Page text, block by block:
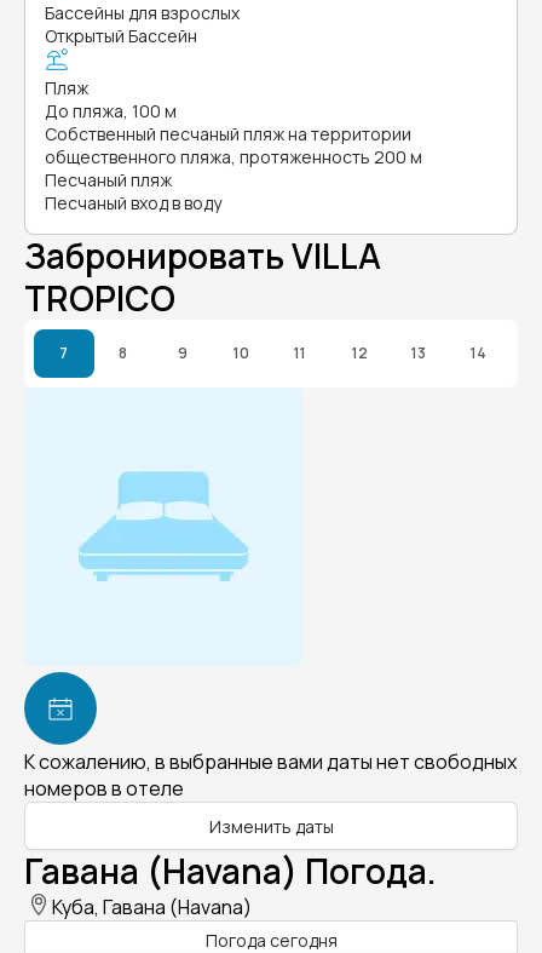
Бассейны для взрослых
Открытый Бассейн
Пляж
До пляжа, 100 м
Собственный песчаный пляж на территории
общественного пляжа, протяженность 200 м
Песчаный пляж
Песчаный вход в воду
Забронировать VILLA
TROPICO
7 8 9 10 11 12 13 14
К сожалению, в выбранные вами даты нет свободных
номеров в отеле
Изменить даты
Гавана (Havana) Погода.
Куба, Гавана (Havana)
Погода сегодня